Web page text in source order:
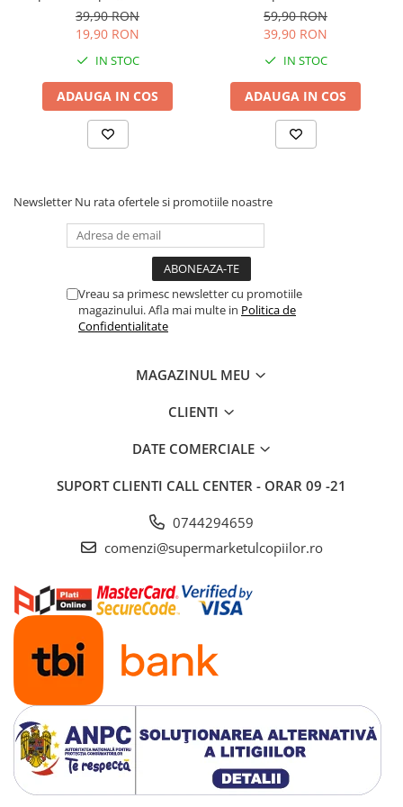
Articole hranire bebelusi
Biberoane, tetine si accesorii
Scaune de masa bebe
Carti pentru copii
Atlase si enciclopedii pentru copii
Carti pentru Bebelusi
Casute si corturi copii
Colaci, ochelari si accesorii inot
Jucarii pentru plaja si nisip
Tobogane copii
Leagane copii
Saltele si mingi pentru plaja
Spatii de joaca si accesorii
Balansoare, leagane si hamace
Lenjerii si huse patut
Mobilier camera copii
Monitoare video bebelusi
Paturici bebe
Patut bebe
Saltele copii
Sisteme de siguranta copii
Imbracaminte si incaltaminte
Body-uri copii
Campion'' Masini Cars 3
Disney
39,90 RON
19,90 RON
IN STOC
ADAUGA IN COS
Fermoar , Culoare Verde
Deschis
59,90 RON
39,90 RON
IN STOC
ADAUGA IN COS
Newsletter Nu rata ofertele si promotiile noastre
Vreau sa primesc newsletter cu promotiile
magazinului. Afla mai multe in Politica de
Confidentialitate
MAGAZINUL MEU
CLIENTI
DATE COMERCIALE
SUPORT CLIENTI CALL CENTER - ORAR 09 -21
0744294659
comenzi@supermarketulcopiilor.ro